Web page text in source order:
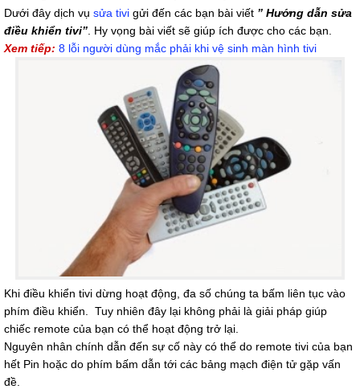
Dưới đây dịch vụ sửa tivi gửi đến các bạn bài viết ” Hướng dẫn sửa
điều khiển tivi” . Hy vọng bài viết sẽ giúp ích được cho các bạn.
Xem tiếp: 8 lỗi người dùng mắc phải khi vệ sinh màn hình tivi
Khi điều khiển tivi dừng hoạt động, đa số chúng ta bấm liên tục vào
phím điều khiển. Tuy nhiên đây lại không phải là giải pháp giúp
chiếc remote của bạn có thể hoạt động trở lại.
Nguyên nhân chính dẫn đến sự cố này có thể do remote tivi của bạn
hết Pin hoặc do phím bấm dẫn tới các bảng mạch điện tử gặp vấn
đề.